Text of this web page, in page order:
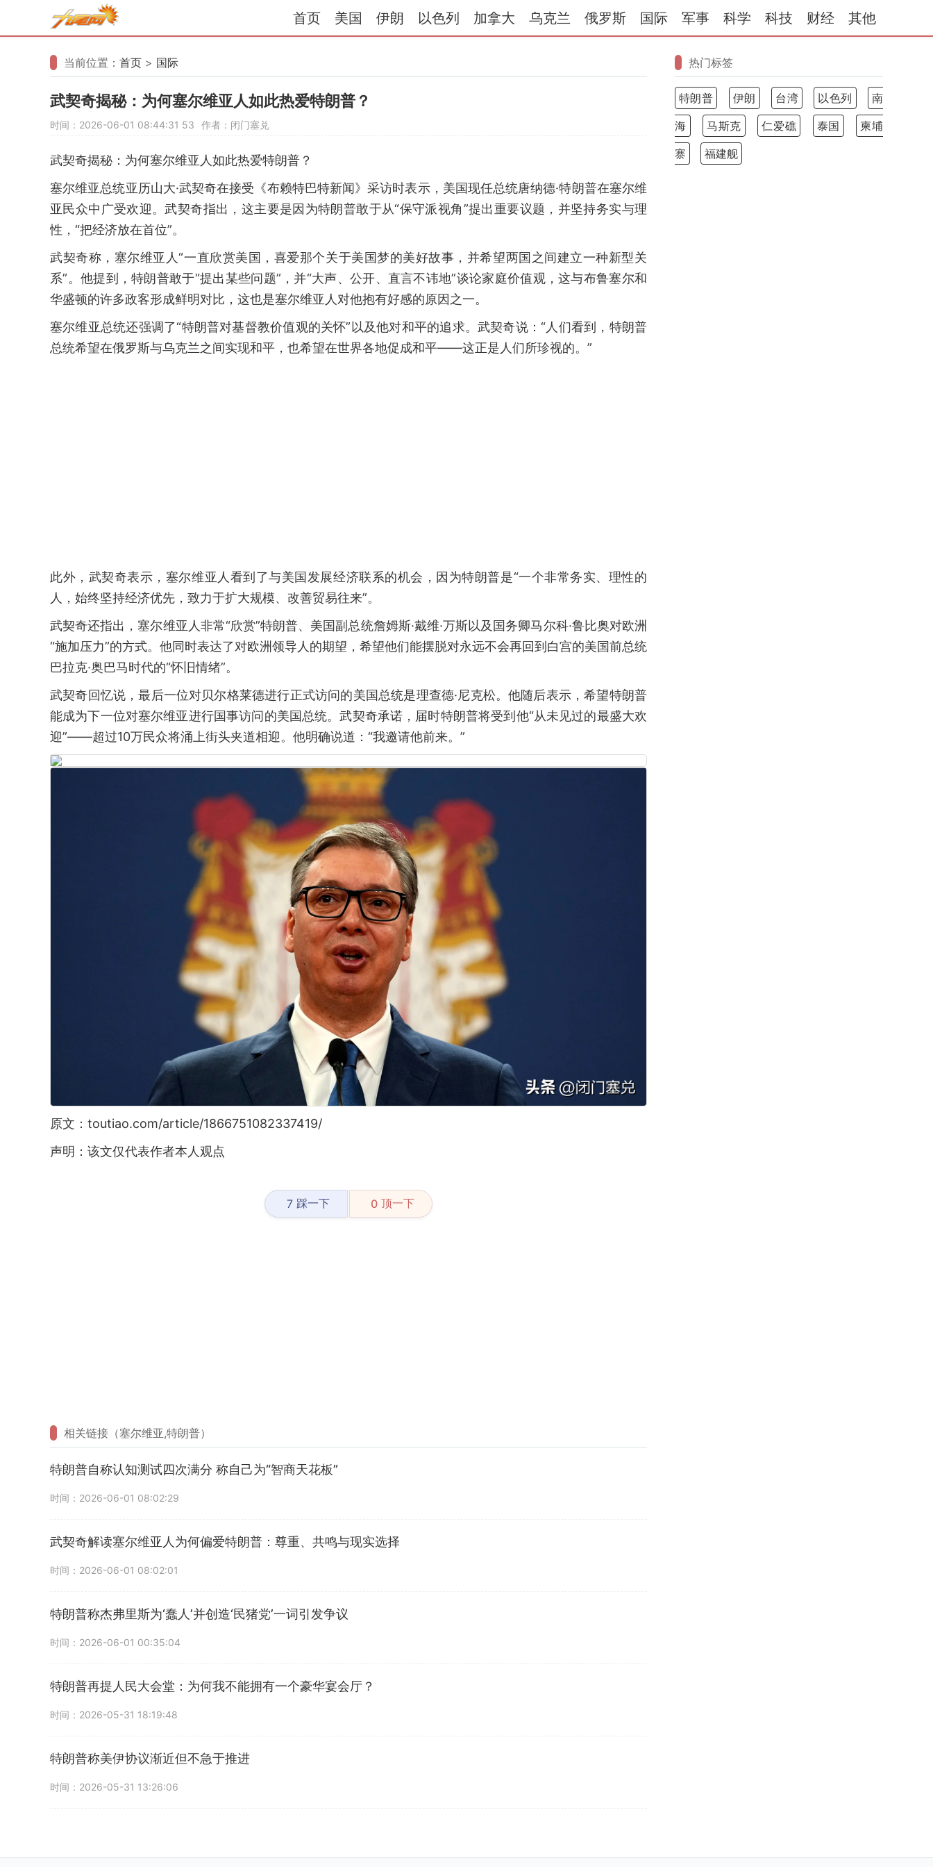
首页 美国 伊朗 以色列 加拿大 乌克兰 俄罗斯 国际 军事 科学 科技 财经 其他
当前位置： 首页 > 国际
武契奇揭秘：为何塞尔维亚人如此热爱特朗普？
时间：2026-06-01 08:44:31 53 作者：闭门塞兑
武契奇揭秘：为何塞尔维亚人如此热爱特朗普？
塞尔维亚总统亚历山大·武契奇在接受《布赖特巴特新闻》采访时表示，美国现任总统唐纳德·特朗普在塞尔维
亚民众中广受欢迎。武契奇指出，这主要是因为特朗普敢于从“保守派视角”提出重要议题，并坚持务实与理
性，“把经济放在首位”。
武契奇称，塞尔维亚人“一直欣赏美国，喜爱那个关于美国梦的美好故事，并希望两国之间建立一种新型关
系”。他提到，特朗普敢于“提出某些问题”，并“大声、公开、直言不讳地”谈论家庭价值观，这与布鲁塞尔和
华盛顿的许多政客形成鲜明对比，这也是塞尔维亚人对他抱有好感的原因之一。
塞尔维亚总统还强调了“特朗普对基督教价值观的关怀”以及他对和平的追求。武契奇说：“人们看到，特朗普
总统希望在俄罗斯与乌克兰之间实现和平，也希望在世界各地促成和平——这正是人们所珍视的。”
此外，武契奇表示，塞尔维亚人看到了与美国发展经济联系的机会，因为特朗普是“一个非常务实、理性的
人，始终坚持经济优先，致力于扩大规模、改善贸易往来”。
武契奇还指出，塞尔维亚人非常“欣赏”特朗普、美国副总统詹姆斯·戴维·万斯以及国务卿马尔科·鲁比奥对欧洲
“施加压力”的方式。他同时表达了对欧洲领导人的期望，希望他们能摆脱对永远不会再回到白宫的美国前总统
巴拉克·奥巴马时代的“怀旧情绪”。
武契奇回忆说，最后一位对贝尔格莱德进行正式访问的美国总统是理查德·尼克松。他随后表示，希望特朗普
能成为下一位对塞尔维亚进行国事访问的美国总统。武契奇承诺，届时特朗普将受到他“从未见过的最盛大欢
迎”——超过10万民众将涌上街头夹道相迎。他明确说道：“我邀请他前来。”
原文：toutiao.com/article/1866751082337419/
声明：该文仅代表作者本人观点
7 踩一下 0 顶一下
相关链接（塞尔维亚,特朗普）
特朗普自称认知测试四次满分 称自己为“智商天花板”
时间：2026-06-01 08:02:29
武契奇解读塞尔维亚人为何偏爱特朗普：尊重、共鸣与现实选择
时间：2026-06-01 08:02:01
特朗普称杰弗里斯为‘蠢人’并创造‘民猪党’一词引发争议
时间：2026-06-01 00:35:04
特朗普再提人民大会堂：为何我不能拥有一个豪华宴会厅？
时间：2026-05-31 18:19:48
特朗普称美伊协议渐近但不急于推进
时间：2026-05-31 13:26:06
热门标签
特朗普 伊朗 台湾 以色列
南
海
马斯克 仁爱礁 泰国
柬埔
寨
福建舰